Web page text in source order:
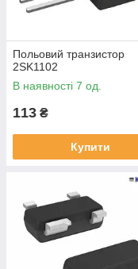
Польовий транзистор
2SK1102
В наявності 7 од.
113 ₴
Купити